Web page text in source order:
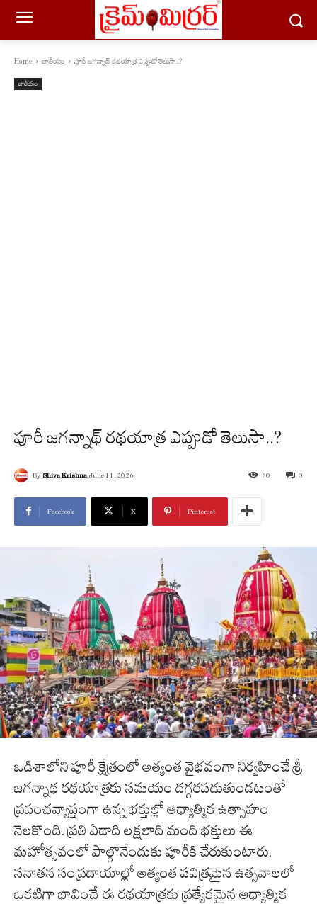
Home జాతీయం పూరీ జగన్నాథ్ రథయాత్ర ఎప్పుడో తెలుసా..?
జాతీయం
పూరీ జగన్నాథ్ రథయాత్ర ఎప్పుడో తెలుసా..?
By Shiva Krishna June 11, 2026 0
60
Facebook X Pinterest
ఒడిశాలోని పూరీ క్షేత్రంలో అత్యంత వైభవంగా నిర్వహించే శ్రీ
జగన్నాథ రథయాత్రకు సమయం దగ్గరపడుతుండటంతో
ప్రపంచవ్యాప్తంగా ఉన్న భక్తుల్లో ఆధ్యాత్మిక ఉత్సాహం
నెలకొంది. ప్రతి ఏడాది లక్షలాది మంది భక్తులు ఈ
మహోత్సవంలో పాల్గొనేందుకు పూరీకి చేరుకుంటారు.
సనాతన సంప్రదాయాల్లో అత్యంత పవిత్రమైన ఉత్సవాలలో
ఒకటిగా భావించే ఈ రథయాత్రకు ప్రత్యేకమైన ఆధ్యాత్మిక